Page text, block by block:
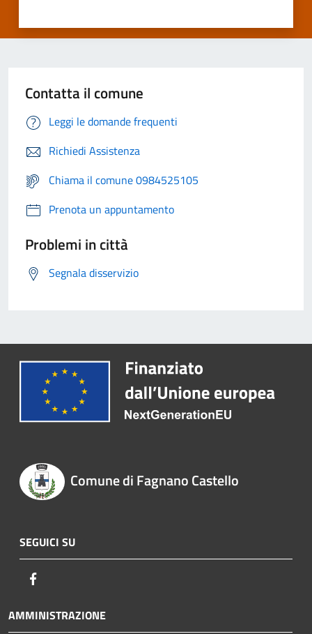
Contatta il comune
Leggi le domande frequenti
Richiedi Assistenza
Chiama il comune 0984525105
Prenota un appuntamento
Problemi in città
Segnala disservizio
Comune di Fagnano Castello
SEGUICI SU
AMMINISTRAZIONE